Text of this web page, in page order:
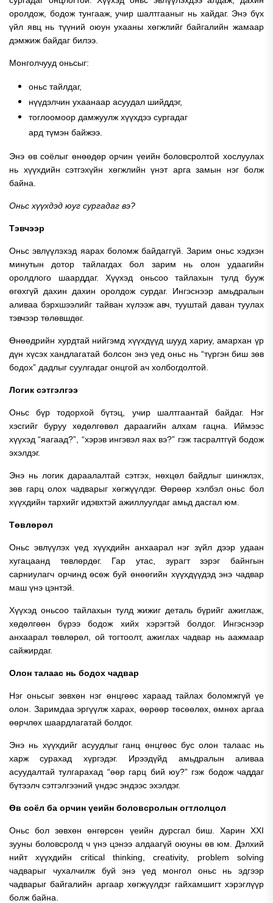
оролдож, бодож тунгааж, учир шалтгааныг нь хайдаг. Энэ бүх
үйл явц нь түүний оюун ухааны хөгжлийг байгалийн жамаар
дэмжиж байдаг билээ.
Монголчууд оньсыг:
оньс тайлдаг,
нүүдэлчин ухаанаар асуудал шийддэг,
тоглоомоор дамжуулж хүүхдээ сургадаг
ард түмэн байжээ.
Энэ өв соёлыг өнөөдөр орчин үеийн боловсролтой хослуулах
нь хүүхдийн сэтгэхүйн хөгжлийн үнэт арга замын нэг болж
байна.
Оньс хүүхдэд юуг сургадаг вэ?
Тэвчээр
Оньс эвлүүлэхэд яарах боломж байдаггүй. Зарим оньс хэдхэн
минутын дотор тайлагдах бол зарим нь олон удаагийн
оролдлого шаарддаг. Хүүхэд оньсоо тайлахын тулд бууж
өгөхгүй дахин дахин оролдож сурдаг. Ингэснээр амьдралын
аливаа бэрхшээлийг тайван хүлээж авч, тууштай даван туулах
тэвчээр төлөвшдөг.
Өнөөдрийн хурдтай нийгэмд хүүхдүүд шууд хариу, амархан үр
дүн хүсэх хандлагатай болсон энэ үед оньс нь “түргэн биш зөв
бодох” дадлыг суулгадаг онцгой ач холбогдолтой.
Логик сэтгэлгээ
Оньс бүр тодорхой бүтэц, учир шалтгаантай байдаг. Нэг
хэсгийг буруу хөдөлгөвөл дараагийн алхам гацна. Иймээс
хүүхэд “яагаад?”, “хэрэв ингэвэл яах вэ?” гэж тасралтгүй бодож
эхэлдэг.
Энэ нь логик дараалалтай сэтгэх, нөхцөл байдлыг шинжлэх,
зөв гарц олох чадварыг хөгжүүлдэг. Өөрөөр хэлбэл оньс бол
хүүхдийн тархийг идэвхтэй ажиллуулдаг амьд дасгал юм.
Төвлөрөл
Оньс эвлүүлэх үед хүүхдийн анхаарал нэг зүйл дээр удаан
хугацаанд төвлөрдөг. Гар утас, зурагт зэрэг байнгын
сарниулагч орчинд өсөж буй өнөөгийн хүүхдүүдэд энэ чадвар
маш үнэ цэнтэй.
Хүүхэд оньсоо тайлахын тулд жижиг деталь бүрийг ажиглаж,
хөдөлгөөн бүрээ бодож хийх хэрэгтэй болдог. Ингэснээр
анхаарал төвлөрөл, ой тогтоолт, ажиглах чадвар нь аажмаар
сайжирдаг.
Олон талаас нь бодох чадвар
Нэг оньсыг зөвхөн нэг өнцгөөс хараад тайлах боломжгүй үе
олон. Заримдаа эргүүлж харах, өөрөөр төсөөлөх, өмнөх аргаа
өөрчлөх шаардлагатай болдог.
Энэ нь хүүхдийг асуудлыг ганц өнцгөөс бус олон талаас нь
харж сурахад хүргэдэг. Ирээдүйд амьдралын аливаа
асуудалтай тулгарахад “өөр гарц бий юу?” гэж бодож чаддаг
бүтээлч сэтгэлгээний үндэс эндээс эхэлдэг.
Өв соёл ба орчин үеийн боловсролын огтлолцол
Оньс бол зөвхөн өнгөрсөн үеийн дурсгал биш. Харин XXI
зууны боловсролд ч үнэ цэнээ алдаагүй оюуны өв юм. Дэлхий
нийт хүүхдийн critical thinking, creativity, problem solving
чадварыг чухалчилж буй энэ үед монгол оньс нь эдгээр
чадварыг байгалийн аргаар хөгжүүлдэг гайхамшигт хэрэглүүр
болж байна.